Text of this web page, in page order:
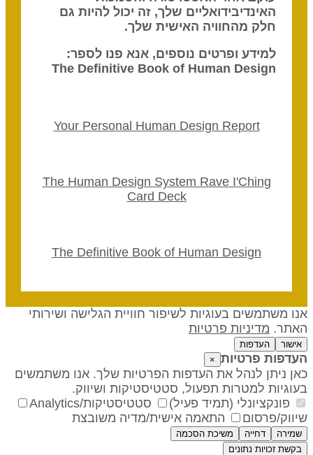
האינדיבידואליים שלך, זה יכול להיות גם
חלק מהחוויה האישית שלך.
למידע ופרטים נוספים, אנא פנו לספר:
The Definitive Book of Human Design
Your Personal Human Design Report
The Human Design System Rave I'Ching
Card Deck
The Definitive Book of Human Design
משתמשים בעוגיות לשיפור חוויית הגלישה ושירותי
מדיניות פרטיות
אישור העדפות
פרטיות ×
ניתן לנהל את העדפות הפרטיות שלך. אנו משתמשים
למטרות תפעול, סטטיסטיקות ושיווק.
פונקציונלי (תמיד פעיל)
סטטיסטיקות/Analytics
פרסום
התאמה אישית/מדיה משובצת
שמירה דחייה
משיכת הסכמה
בקשת זכויות נתונים